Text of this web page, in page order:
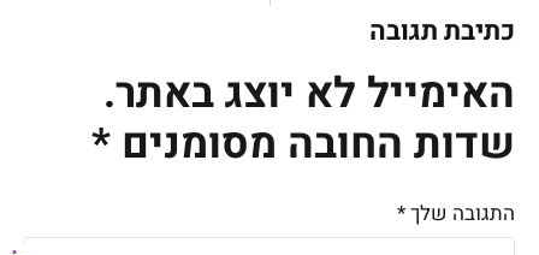
כתיבת תגובה
האימייל לא יוצג באתר.
שדות החובה מסומנים *
התגובה שלך*